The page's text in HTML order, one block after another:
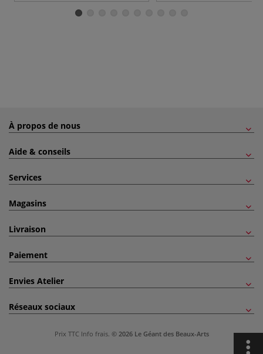
À propos de nous
Aide & conseils
Services
Magasins
Livraison
Paiement
Envies Atelier
Réseaux sociaux
Prix TTC Info frais. © 2026 Le Géant des Beaux-Arts